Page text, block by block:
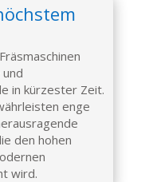
in kürzester Zeit.
enge
den hohen
wird.